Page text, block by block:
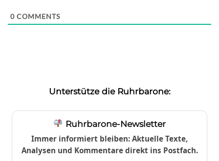
0 COMMENTS
Unterstütze die Ruhrbarone:
Ruhrbarone-Newsletter
Immer informiert bleiben: Aktuelle Texte,
Analysen und Kommentare direkt ins Postfach.